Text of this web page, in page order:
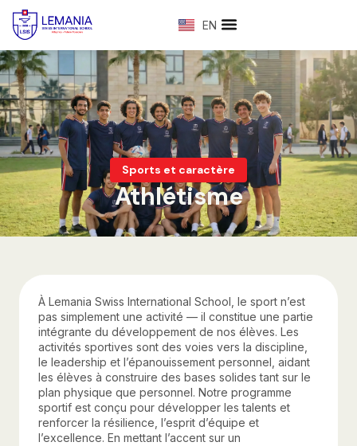
EN
Sports et caractère
Athlétisme
À Lemania Swiss International School, le sport n’est
pas simplement une activité — il constitue une partie
intégrante du développement de nos élèves. Les
activités sportives sont des voies vers la discipline,
le leadership et l’épanouissement personnel, aidant
les élèves à construire des bases solides tant sur le
plan physique que personnel. Notre programme
sportif est conçu pour développer les talents et
renforcer la résilience, l’esprit d’équipe et
l’excellence. En mettant l’accent sur un